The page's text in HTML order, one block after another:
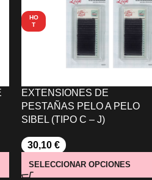
HO
T
EXTENSIONES DE
PESTAÑAS PELO A PELO
SIBEL (TIPO C – J)
30,10 €
SELECCIONAR OPCIONES